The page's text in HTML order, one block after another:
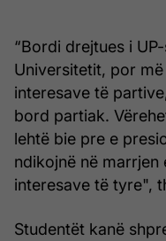
“Bordi drejtues i
Universitetit, por
interesave të
bord partiak.
lehtë bie pre e
ndikojnë në marrjen
interesave të tyre",
Studentët kanë